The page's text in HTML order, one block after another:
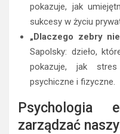
pokazuje, jak
sukcesy w życiu
„Dlaczego zebry
Sapolsky: dzieło,
pokazuje, jak
psychiczne i fizyczne.
Psychologia
zarządzać